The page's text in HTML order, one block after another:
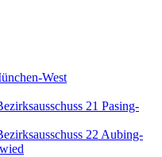
West
21 Pasing-
22 Aubing-